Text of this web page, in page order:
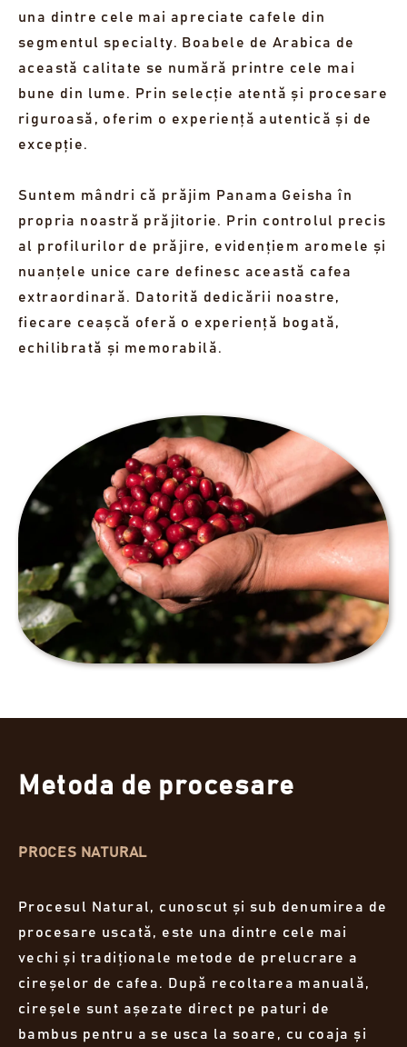
una dintre cele mai apreciate cafele din
segmentul specialty. Boabele de Arabica de
această calitate se numără printre cele mai
bune din lume. Prin selecție atentă și procesare
riguroasă, oferim o experiență autentică și de
excepție.
Suntem mândri că prăjim Panama Geisha în
propria noastră prăjitorie. Prin controlul precis
al profilurilor de prăjire, evidențiem aromele și
nuanțele unice care definesc această cafea
extraordinară. Datorită dedicării noastre,
fiecare ceașcă oferă o experiență bogată,
echilibrată și memorabilă.
Metoda de procesare
PROCES NATURAL
Procesul Natural, cunoscut și sub denumirea de
procesare uscată, este una dintre cele mai
vechi și tradiționale metode de prelucrare a
cireșelor de cafea. După recoltarea manuală,
cireșele sunt așezate direct pe paturi de
bambus pentru a se usca la soare, cu coaja și